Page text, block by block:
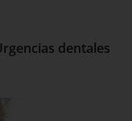
dentales